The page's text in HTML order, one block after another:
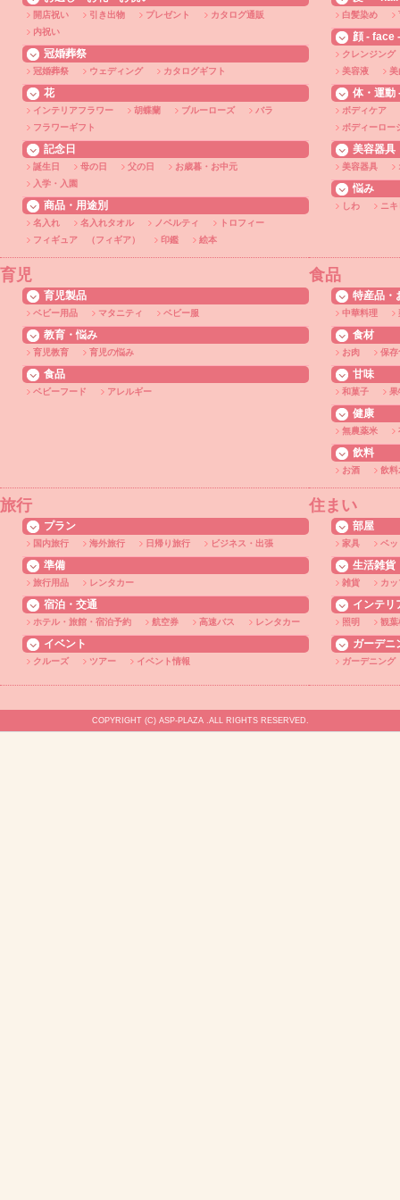
開店祝い 引き出物 プレゼント
カタログ通販
内祝い
冠婚葬祭
冠婚葬祭 ウェディング カタログギフト
花
インテリアフラワー 胡蝶蘭 ブルーローズ
バラ
フラワーギフト
記念日
誕生日 母の日 父の日
お歳暮・お中元
入学・入園
商品・用途別
名入れ 名入れタオル ノベルティ
トロフィー
フィギュア （フィギア）
印鑑 絵本
白髪染め
顔 - face -
クレンジング
美容液
美
体・運動
ボディケア
ボディーロー
美容器具
美容器具
悩み
しわ ニ
育児
育児製品
ベビー用品 マタニティ ベビー服
教育・悩み
育児教育 育児の悩み
食品
ベビーフード アレルギー
食品
特産品・
中華料理
食材
お肉 保存
甘味
和菓子 果
健康
無農薬米
飲料
お酒 飲料
旅行
プラン
国内旅行 海外旅行 日帰り旅行 ビジネス・出張
準備
旅行用品 レンタカー
宿泊・交通
ホテル・旅館・宿泊予約 航空券 高速バス レンタカー
イベント
クルーズ ツアー イベント情報
住まい
部屋
家具 ベッ
生活雑貨
雑貨 カッ
インテリ
照明 観葉
ガーデニ
ガーデニング
COPYRIGHT (C) ASP-PLAZA .ALL RIGHTS RESERVED.